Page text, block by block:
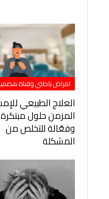
امراض باطني وقناة
العلاج الطبيعي
المزمن حلول مبتكرة
وفعّالة للتخلص من
المشكلة